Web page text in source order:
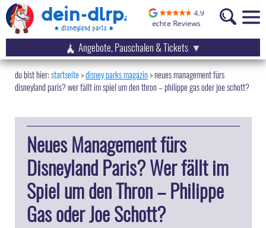
Angebote, Pauschalen & Tickets
startseite disney parks magazin>neues management fürs
disneyland paris? wer fällt im spiel um den thron – philippe gas oder joe schott?
Neues Management fürs
Disneyland Paris? Wer fällt im
Spiel um den Thron – Philippe
Gas oder Joe Schott?